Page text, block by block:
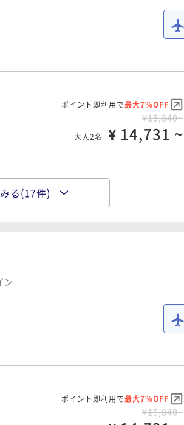
¥15,520~
¥ 14,433 ~
¥16,490~
¥ 15,335 ~
大人2名 ¥ 16,102 ~
¥18,600~
ポイント即利用で最大7％OFF
¥15,840~
大人2名 ¥ 14,731 ~
ポイント即利用で
¥17,280~
¥ 16,070 ~
¥18,360~
¥ 17,074 ~
る(17件)
ン
ポイント即利用で最大7％OFF
¥15,840~